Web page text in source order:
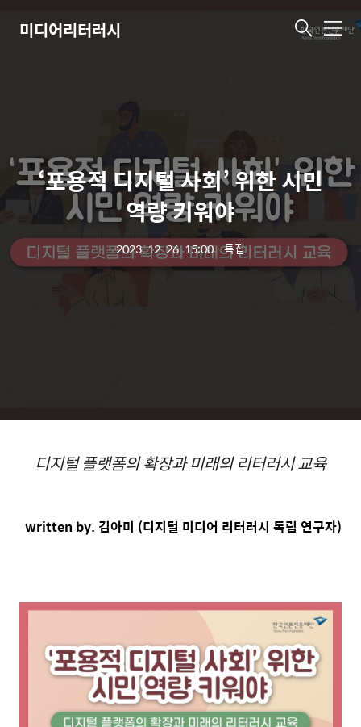
미디어리터러시 메
‘포용적 디지털 사회’ 위한 시민
역량 키워야
2023. 12. 26. 15:00ㆍ특집
디지털 플랫폼의 확장과 미래의 리터러시 교육
written by. 김아미 (디지털 미디어 리터러시 독립 연구자)